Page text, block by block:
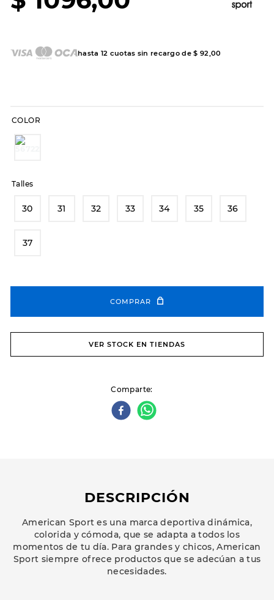
hasta 12 cuotas sin recargo de$ 92 00
COLOR
Talles
30 31 32 33 34 35 36
37
COMPRAR
VER STOCK EN TIENDAS
Comparte
DESCRIPCIÓN
American Sport es una marca deportiva dinámica,
colorida y cómoda, que se adapta a todos los
momentos de tu día. Para grandes y chicos, American
Sport siempre ofrece productos que se adecúan a tus
necesidades.